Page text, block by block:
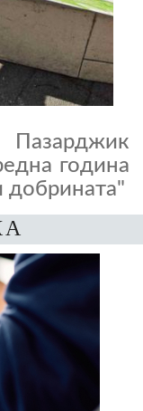
година
добрината"